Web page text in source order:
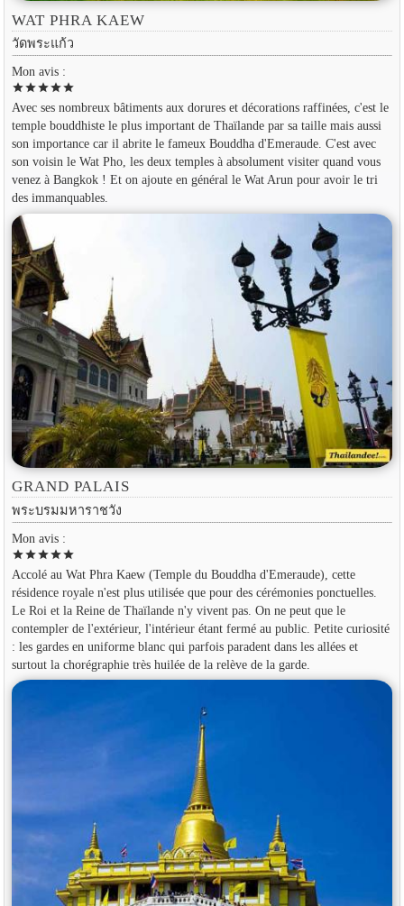
WAT PHRA KAEW
วัดพระแก้ว
Mon avis :
starstarstarstarstar
Avec ses nombreux bâtiments aux dorures et décorations raffinées, c'est le
temple bouddhiste le plus important de Thaïlande par sa taille mais aussi
son importance car il abrite le fameux Bouddha d'Emeraude. C'est avec
son voisin le Wat Pho, les deux temples à absolument visiter quand vous
venez à Bangkok ! Et on ajoute en général le Wat Arun pour avoir le tri
des immanquables.
GRAND PALAIS
พระบรมมหาราชวัง
Mon avis :
starstarstarstarstar
Accolé au Wat Phra Kaew (Temple du Bouddha d'Emeraude), cette
résidence royale n'est plus utilisée que pour des cérémonies ponctuelles.
Le Roi et la Reine de Thaïlande n'y vivent pas. On ne peut que le
contempler de l'extérieur, l'intérieur étant fermé au public. Petite curiosité
: les gardes en uniforme blanc qui parfois paradent dans les allées et
surtout la chorégraphie très huilée de la relève de la garde.